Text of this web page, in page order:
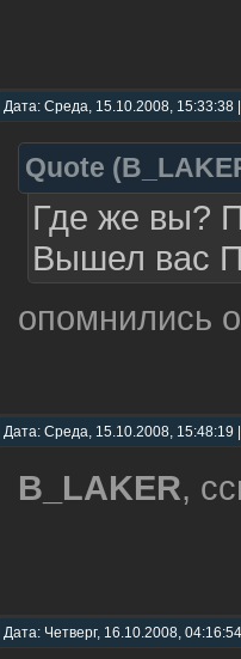
Дата: Среда, 15.10.2008,
Quote (
Где же вы?
Вышел вас
опомнились
Дата: Среда, 15.10.2008,
B_LAKER,
Дата: Четверг, 16.10.2008,